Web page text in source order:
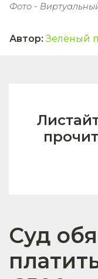
Фото -
Автор: Зелёный
Суд